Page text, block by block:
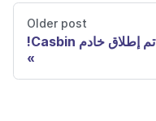
Older post
تم إطلاق خادم Casbin!